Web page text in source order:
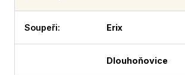
Erix
Dlouhoňovice